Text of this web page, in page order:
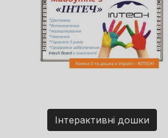
Інтерактивні дошки